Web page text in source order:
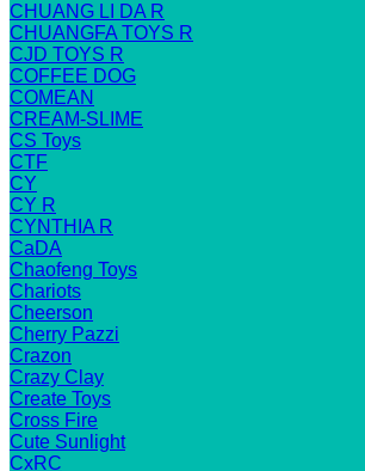
CHUANG LI DA R
CHUANGFA TOYS R
CJD TOYS R
COFFEE DOG
COMEAN
CREAM-SLIME
CS Toys
CTF
CY
CY R
CYNTHIA R
CaDA
Chaofeng Toys
Chariots
Cheerson
Cherry Pazzi
Crazon
Crazy Clay
Create Toys
Cross Fire
Cute Sunlight
CxRC